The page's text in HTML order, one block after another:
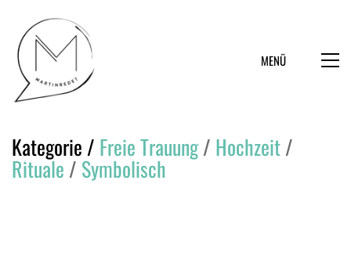
MENÜ
Kategorie / Freie Trauung/ Hochzeit/
Rituale / Symbolisch